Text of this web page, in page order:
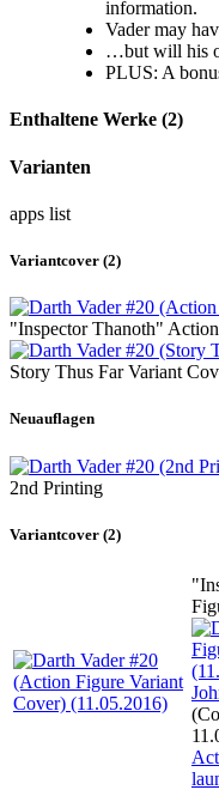
information.
Vader may
…but will his
PLUS: A
Enthaltene Werke (2)
Varianten
apps list
Variantcover (2)
"Inspector Thanoth"
Story Thus Far Variant
Neuauflagen
2nd Printing
Variantcover (2)